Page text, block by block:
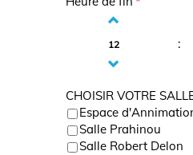

12 :

CHOISIR VOTRE
Espace
Salle Prahinou
Salle Robert Delon